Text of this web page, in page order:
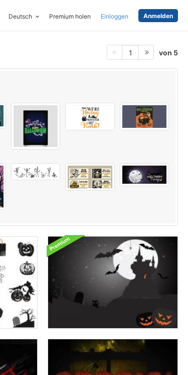
Deutsch Premium holen Einloggen Anmelden
1 von 5